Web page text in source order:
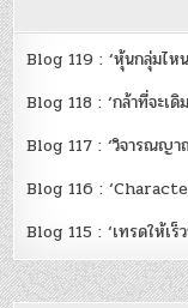
Blog 119 : ‘หุ้นกลุ่มไห
Blog 118 : ‘กล้าที่จะเดิ
Blog 117 : ‘วิจารณญา
Blog 116 :
Blog 115 : ‘เทรดให้เร็